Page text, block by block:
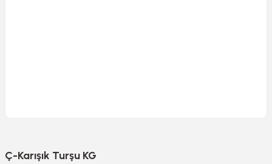
Ç-Karışık Turşu KG